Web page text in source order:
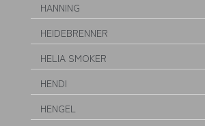
HANNING
HEIDEBRENNER
HELIA SMOKER
HENDI
HENGEL